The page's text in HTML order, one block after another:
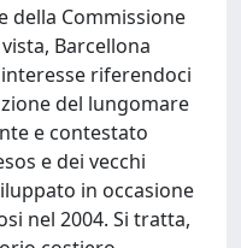
della Commissione
Barcellona
riferendoci
del lungomare
e contestato
e dei vecchi
in occasione
nel 2004. Si tratta,